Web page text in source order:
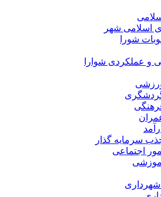
اسلامی شهر
شورا
و عملکردی شوارا
سرمایه گذار
اجتماعی